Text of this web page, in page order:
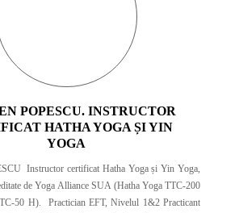
POPESCU. INSTRUCTOR
HATHA YOGA ȘI YIN
YOGA
Instructor certificat Hatha Yoga și Yin Yoga,
de Yoga Alliance SUA (Hatha Yoga TTC-200
50 H). Practician EFT, Nivelul 1&2 Practicant